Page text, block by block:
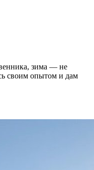
зима — не
своим опытом и дам